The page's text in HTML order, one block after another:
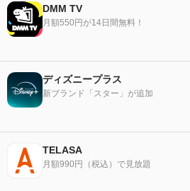
DMM TV
月額550円が14日間無料！
ディズニープラス
新ブランド「スター」が追加
TELASA
月額990円（税込）で見放題